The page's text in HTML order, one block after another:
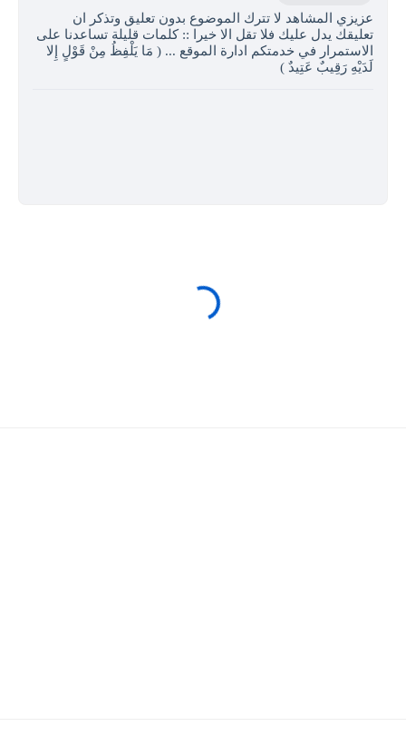
عزيزي المشاهد لا تترك الموضوع بدون تعليق وتذكر ان
تعليقك يدل عليك فلا تقل الا خيرا :: كلمات قليلة تساعدنا على
الاستمرار في خدمتكم ادارة الموقع ... ( مَا يَلْفِظُ مِنْ قَوْلٍ إِلا
لَدَيْهِ رَقِيبٌ عَتِيدٌ )